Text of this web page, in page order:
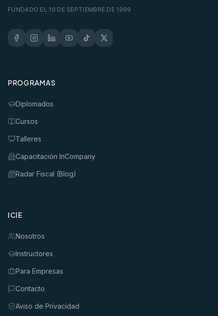
FUNDADO EL 10 DE SEPTIEMBRE DE 1999
PROGRAMAS
Diplomados
Cursos
Talleres
Capacitación InCompany
Radar Fiscal (Blog)
ICIE
Nosotros
Instructores
Para Empresas
Contacto
Aviso de Privacidad